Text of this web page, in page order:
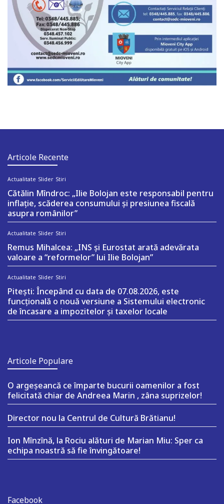
Articole Recente
Actualitate Slider Stiri
Cătălin Mîndroc: „Ilie Bolojan este responsabil pentru
inflație, scăderea consumului și presiunea fiscală
asupra românilor”
Actualitate Slider Stiri
Remus Mihalcea: „INS și Eurostat arată adevărata
valoare a “reformelor” lui Ilie Bolojan”
Actualitate Slider Stiri
Pitești: Începând cu data de 07.08.2026, este
funcțională o nouă versiune a Sistemului electronic
de încasare a impozitelor și taxelor locale
Articole Populare
O argeşeancă ce împarte bucurii oamenilor a fost
felicitată chiar de Andreea Marin , zâna suprizelor!
Director nou la Centrul de Cultură Brătianu!
Ion Mînzînă, la Rociu alături de Marian Miu: Sper ca
echipa noastră să fie învingătoare!
Facebook